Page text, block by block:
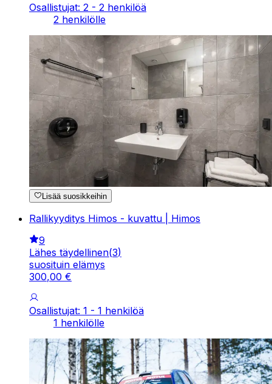
Osallistujat: 2 - 2 henkilöä
2 henkilölle
Lisää suosikkeihin
Rallikyyditys Himos - kuvattu | Himos
9
Lähes täydellinen(3)
suosituin elämys
300,00 €
Osallistujat: 1 - 1 henkilöä
1 henkilölle